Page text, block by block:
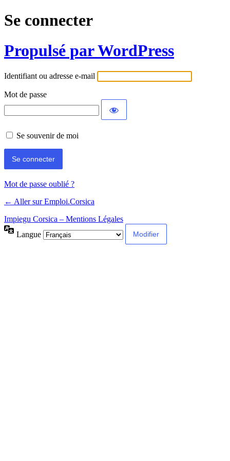
Se connecter
Propulsé par WordPress
Identifiant ou adresse e-mail
Mot de passe
Se souvenir de moi
Mot de passe oublié ?
← Aller sur Emploi.Corsica
Impiegu Corsica – Mentions Légales
Langue